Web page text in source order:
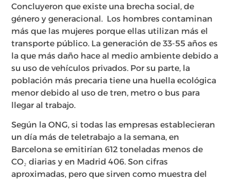
Concluyeron que existe una brecha social, de
género y generacional. Los hombres contaminan
más que las mujeres porque ellas utilizan más el
transporte público. La generación de 33-55 años es
la que más daño hace al medio ambiente debido a
su uso de vehículos privados. Por su parte, la
población más precaria tiene una huella ecológica
menor debido al uso de tren, metro o bus para
llegar al trabajo.
Según la ONG, si todas las empresas establecieran
un día más de teletrabajo a la semana, en
Barcelona se emitirían 612 toneladas menos de
CO₂ diarias y en Madrid 406. Son cifras
aproximadas, pero que sirven como muestra del